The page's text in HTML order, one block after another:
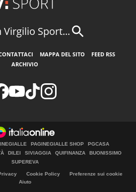
Virgilio Sport...
MAPPA DEL SITO
FEED RSS
ARCHIVIO
PAGINEGIALLE SHOP
PGCASA
DILEI SIVIAGGIA QUIFINANZA
BUONISSIMO
SUPEREVA
Cookie Policy
Preferenze sui cookie
Aiuto